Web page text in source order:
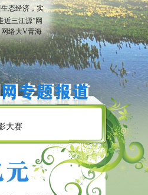
态经济，实
近三江源”网
络大V青海
大赛